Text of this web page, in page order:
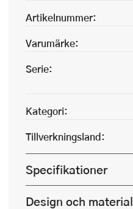
Artikelnummer:
Varumärke:
Serie:
Kategori:
Tillverkningsland:
Specifikationer
Design och material